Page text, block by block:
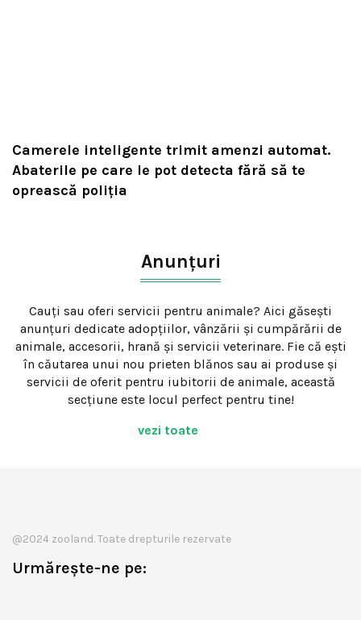
Camerele inteligente trimit amenzi automat.
Abaterile pe care le pot detecta fără să te
oprească poliția
Anunțuri
Cauți sau oferi servicii pentru animale? Aici găsești
anunțuri dedicate adopțiilor, vânzării și cumpărării de
animale, accesorii, hrană și servicii veterinare. Fie că ești
în căutarea unui nou prieten blănos sau ai produse și
servicii de oferit pentru iubitorii de animale, această
secțiune este locul perfect pentru tine!
vezi toate
@2024 zooland. Toate drepturile rezervate
Urmărește-ne pe: